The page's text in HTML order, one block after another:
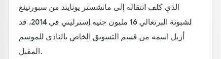
الذي كلف انتقاله إلى مانشستر يونايتد من سبورتينغ
لشبونة البرتغالي 16 مليون جنيه إسترليني في 2014، قد
أزيل اسمه من قسم التسويق الخاص بالنادي للموسم
المقبل.